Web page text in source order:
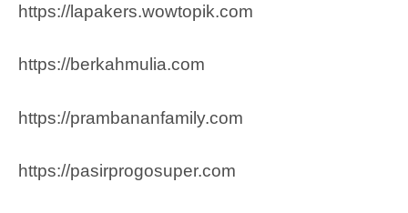
https://lapakers.wowtopik.com
https://berkahmulia.com
https://prambananfamily.com
https://pasirprogosuper.com